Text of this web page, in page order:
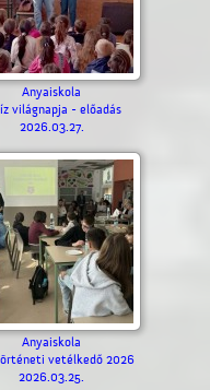
Anyaiskola
világnapja - előadás
2026.03.27.
Anyaiskola
vetélkedő 2026
2026.03.25.